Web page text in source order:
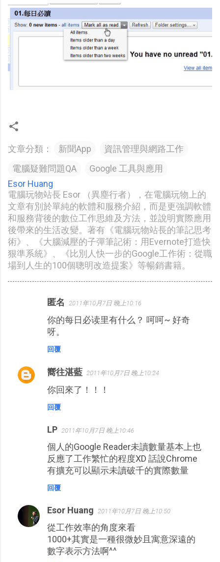
文章分類： 新聞App
資訊管理與網路工作
電腦疑難問題QA
Google 工具與應用
Esor Huang
電腦玩物站長 Esor （異塵行者），在電腦玩物上的
文章有別於單純的軟體和服務介紹，而是更強調軟體
和服務背後的數位工作思維及方法，並說明實際應用
後帶來的生活改變。著有《電腦玩物站長的筆記思考
術》、《大腦減壓的子彈筆記術：用Evernote打造快
狠準系統》、《比別人快一步的Google工作術：從職
場到人生的100個聰明改造提案》等暢銷書籍。
匿名 2011年10月7日 晚上10:16
你的每日必读里有什么？ 呵呵~ 好奇
呀。
回覆
嚮往湛藍 2011年10月7日 晚上10:24
你回來了！！！
回覆
LP 2011年10月7日 晚上10:46
個人的Google Reader未讀數量基本上也
反應了工作繁忙的程度XD 話說Chrome
有擴充可以顯示未讀破千的實際數量
回覆
Esor Huang 2011年10月7日 晚上10:50
從工作效率的角度來看
1000+其實是一種很微妙且寓意深遠的
數字表示方法啊^^